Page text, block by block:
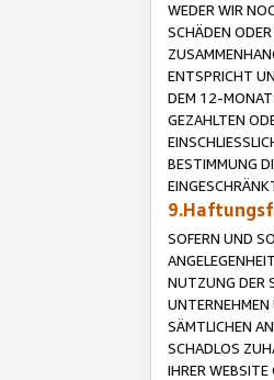
WEDER WIR
SCHÄDEN
ENTSPRICHT
DEM 12-
GEZAHLTEN
BESTIMMUNG
SOFERN UND
NUTZUNG DER
UNTERNEHMEN
SÄMTLICHEN
SCHADLOS
IHRER